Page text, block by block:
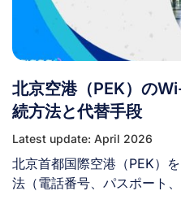
受け取る必要がありました
ンターネット自動キオスク
末から直接登録できるよう
あります（2023年9月更新
のくらい利用できますか？
す。 ただし、1回の接続時間
が経過すると、再度ログイ
コク・スワンナプーム空港
北京空港（PEK）の
続方法と代替手段
Latest update: April 2026
北京首都国際空港（PEK）
法（電話番号、パスポート